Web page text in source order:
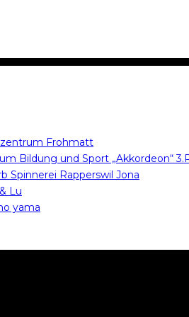
Frohmatt
Bildung und Sport „Akkordeon“
Spinnerei Rapperswil Jona
Lu
yama